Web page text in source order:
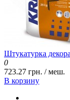
Штукатурка
0
723.27 грн. / меш.
В корзину